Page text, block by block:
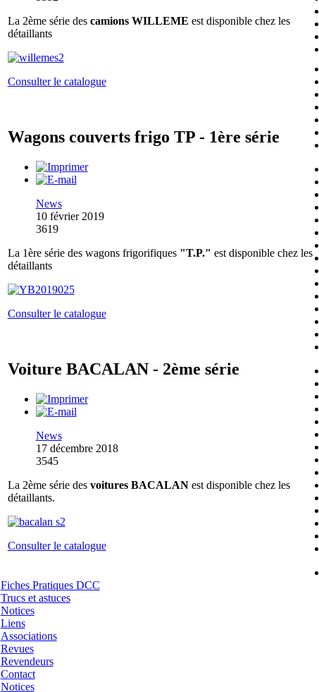
La 2ème série des camions WILLEME est disponible chez les
détaillants
Consulter le catalogue
Wagons couverts frigo TP - 1ère série
News
10 février 2019
3619
La 1ère série des wagons frigorifiques "T.P." est disponible chez les
détaillants
Consulter le catalogue
Voiture BACALAN - 2ème série
News
17 décembre 2018
3545
La 2ème série des voitures BACALANest disponible chez les
détaillants.
Consulter le catalogue
Fiches Pratiques DCC
Trucs et astuces
Notices
Liens
Associations
Revues
Revendeurs
Contact
Notices